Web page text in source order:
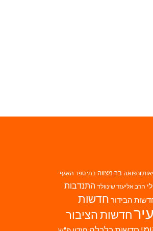
ורפואה בר מצווה בתי ספר האגף
הרב אליעזר שינוולד התנדבות
הבידור חדשות
חדשות הציבור